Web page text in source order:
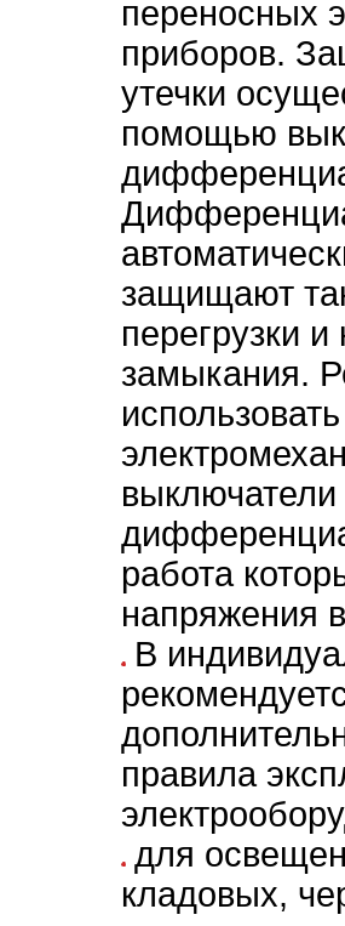
переносных
приборов.
утечки
помощью
защищают
перегрузки и
замыкания.
использовать
выключатели
работа
напряжения
В
правила
для
кладовых,